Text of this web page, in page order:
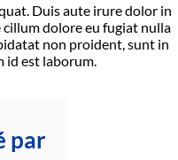
Duis aute irure dolor in
dolore eu fugiat nulla
non proident, sunt in
est laborum.
par